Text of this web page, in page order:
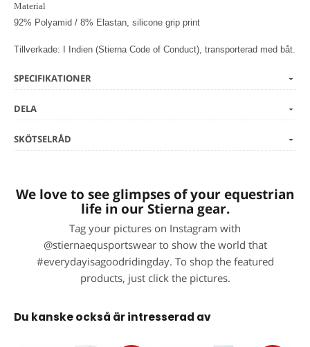
Material
92% Polyamid / 8% Elastan, silicone grip print
Tillverkade: I Indien (Stierna Code of Conduct), transporterad med båt.
SPECIFIKATIONER
DELA
SKÖTSELRÅD
We love to see glimpses of your equestrian
life in our Stierna gear.
Tag your pictures on Instagram with
@stiernaequsportswear to show the world that
#everydayisagoodridingday. To shop the featured
products, just click the pictures.
Du kanske också är intresserad av